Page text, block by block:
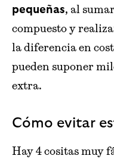
pequeñas, al
compuesto y
la diferencia en
pueden suponer
extra.
Cómo evitar
Hay 4 cositas muy